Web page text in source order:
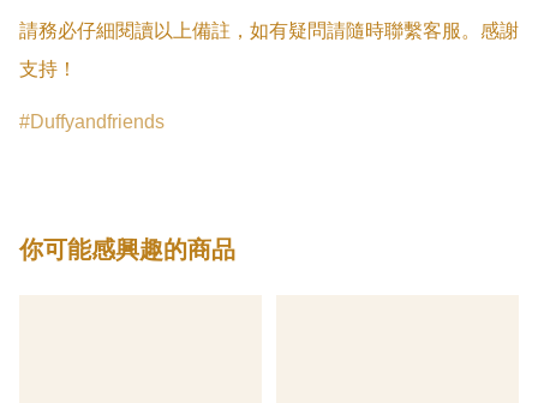
請務必仔細閱讀以上備註，如有疑問請隨時聯繫客服。感謝
支持！
Duffyandfriends
你可能感興趣的商品